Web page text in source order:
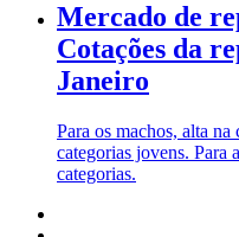
Mercado de
Cotações da
Janeiro
Para os machos, alta
categorias jovens. Para
categorias.